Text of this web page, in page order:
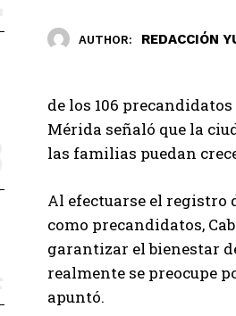
AUTHOR: REDACCIÓN
de los 106
Mérida señaló que la
las familias puedan
Al efectuarse el registro
como precandidatos,
garantizar el bienestar
realmente se preocupe
apuntó.